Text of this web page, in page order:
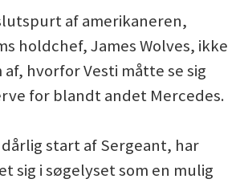
af amerikaneren,
holdchef, James Wolves, ikke
hvorfor Vesti måtte se sig
for blandt andet Mercedes.
start af Sergeant, har
sig i søgelyset som en mulig